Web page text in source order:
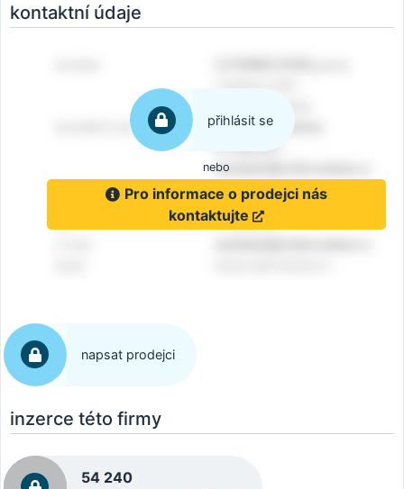
kontaktní údaje
přihlásit se
nebo
Pro informace o prodejci nás
kontaktujte
napsat prodejci
inzerce této firmy
54 240